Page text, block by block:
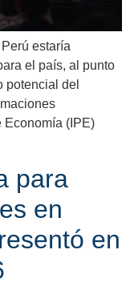
estaría
el país, al punto
potencial del
Economía (IPE)
para
en
en